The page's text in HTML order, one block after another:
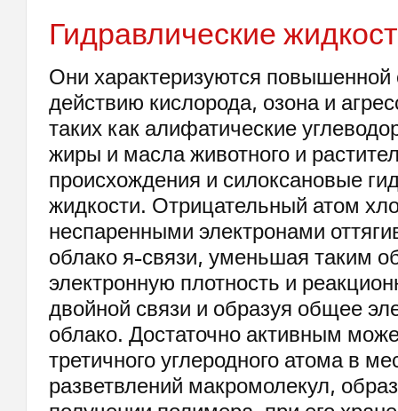
Гидравлические
Они характеризуются повышенной
действию кислорода, озона и
таких как алифатические
жиры и масла животного и
происхождения и силоксановые
жидкости. Отрицательный атом
неспаренными электронами
облако я-связи, уменьшая таким
электронную плотность и
двойной связи и образуя общее
облако. Достаточно активным
третичного углеродного атома в
разветвлений макромолекул,